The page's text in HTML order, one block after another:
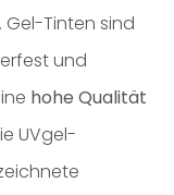
. Gel-Tinten sind
und
hohe Qualität
UVgel-